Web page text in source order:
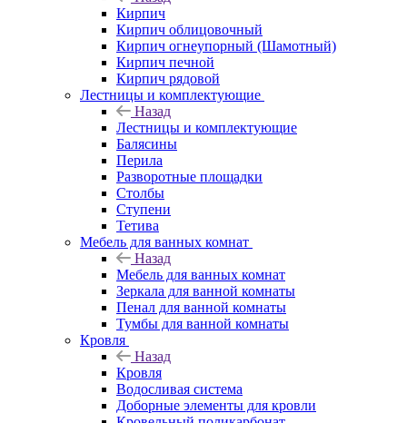
Кирпич
Кирпич облицовочный
Кирпич огнеупорный (Шамотный)
Кирпич печной
Кирпич рядовой
Лестницы и комплектующие
Назад
Лестницы и комплектующие
Балясины
Перила
Разворотные площадки
Столбы
Ступени
Тетива
Мебель для ванных комнат
Назад
Мебель для ванных комнат
Зеркала для ванной комнаты
Пенал для ванной комнаты
Тумбы для ванной комнаты
Кровля
Назад
Кровля
Водосливая система
Доборные элементы для кровли